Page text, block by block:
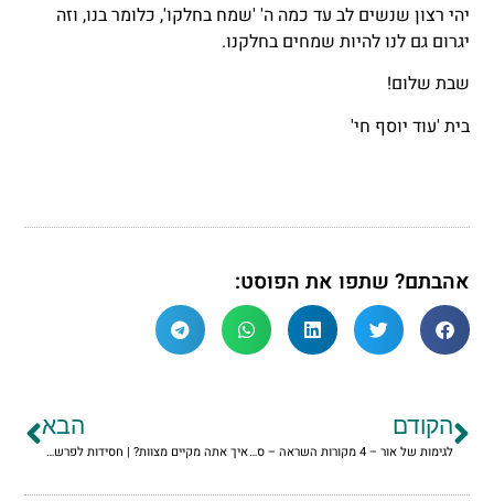
יהי רצון שנשים לב עד כמה ה' 'שמח בחלקו', כלומר בנו, וזה
יגרום גם לנו להיות שמחים בחלקנו.
שבת שלום!
בית 'עוד יוסף חי'
אהבתם? שתפו את הפוסט:
הקודם
לגימות של אור – 4 מקורות השראה – סיון תמוז תשפ"א
הבא
איך אתה מקיים מצוות? | חסידות לפרשת פנחס תשפ"א